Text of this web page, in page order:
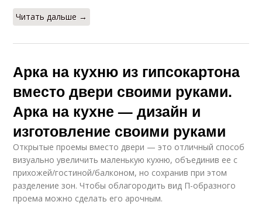
Читать дальше →
Арка на кухню из гипсокартона
вместо двери своими руками.
Арка на кухне — дизайн и
изготовление своими руками
Открытые проемы вместо двери — это отличный способ
визуально увеличить маленькую кухню, объединив ее с
прихожей/гостиной/балконом, но сохранив при этом
разделение зон. Чтобы облагородить вид П-образного
проема можно сделать его арочным.